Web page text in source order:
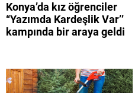
Konya’da kız öğrenciler
“Yazımda Kardeşlik Var’’
kampında bir araya geldi